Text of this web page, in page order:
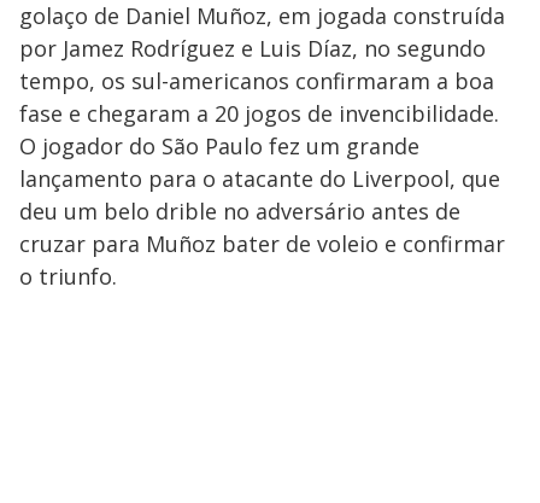
golaço de Daniel Muñoz, em jogada construída
por Jamez Rodríguez e Luis Díaz, no segundo
tempo, os sul-americanos confirmaram a boa
fase e chegaram a 20 jogos de invencibilidade.
O jogador do São Paulo fez um grande
lançamento para o atacante do Liverpool, que
deu um belo drible no adversário antes de
cruzar para Muñoz bater de voleio e confirmar
o triunfo.